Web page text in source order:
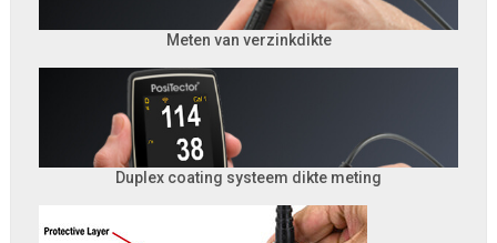
Meten van verzinkdikte
Duplex coating systeem dikte meting